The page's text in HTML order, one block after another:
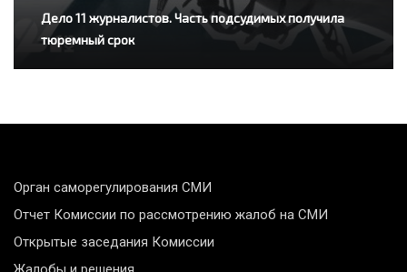
Дело 11 журналистов. Часть подсудимых получила
тюремный срок
Орган саморегулирования СМИ
Отчет Комиссии по рассмотрению жалоб на СМИ
Открытые заседания Комиссии